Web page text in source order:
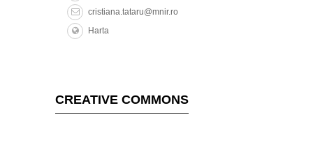
cristiana.tataru@mnir.ro
Harta
CREATIVE COMMONS